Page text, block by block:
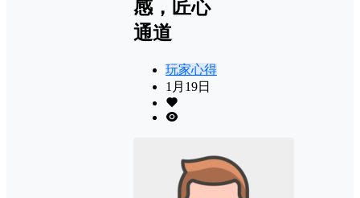
感，匠心
通道
玩家心得
1月19日